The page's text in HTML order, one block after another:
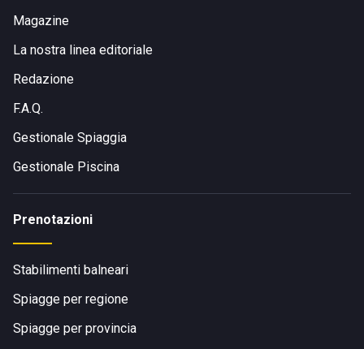
Magazine
La nostra linea editoriale
Redazione
F.A.Q.
Gestionale Spiaggia
Gestionale Piscina
Prenotazioni
Stabilimenti balneari
Spiagge per regione
Spiagge per provincia